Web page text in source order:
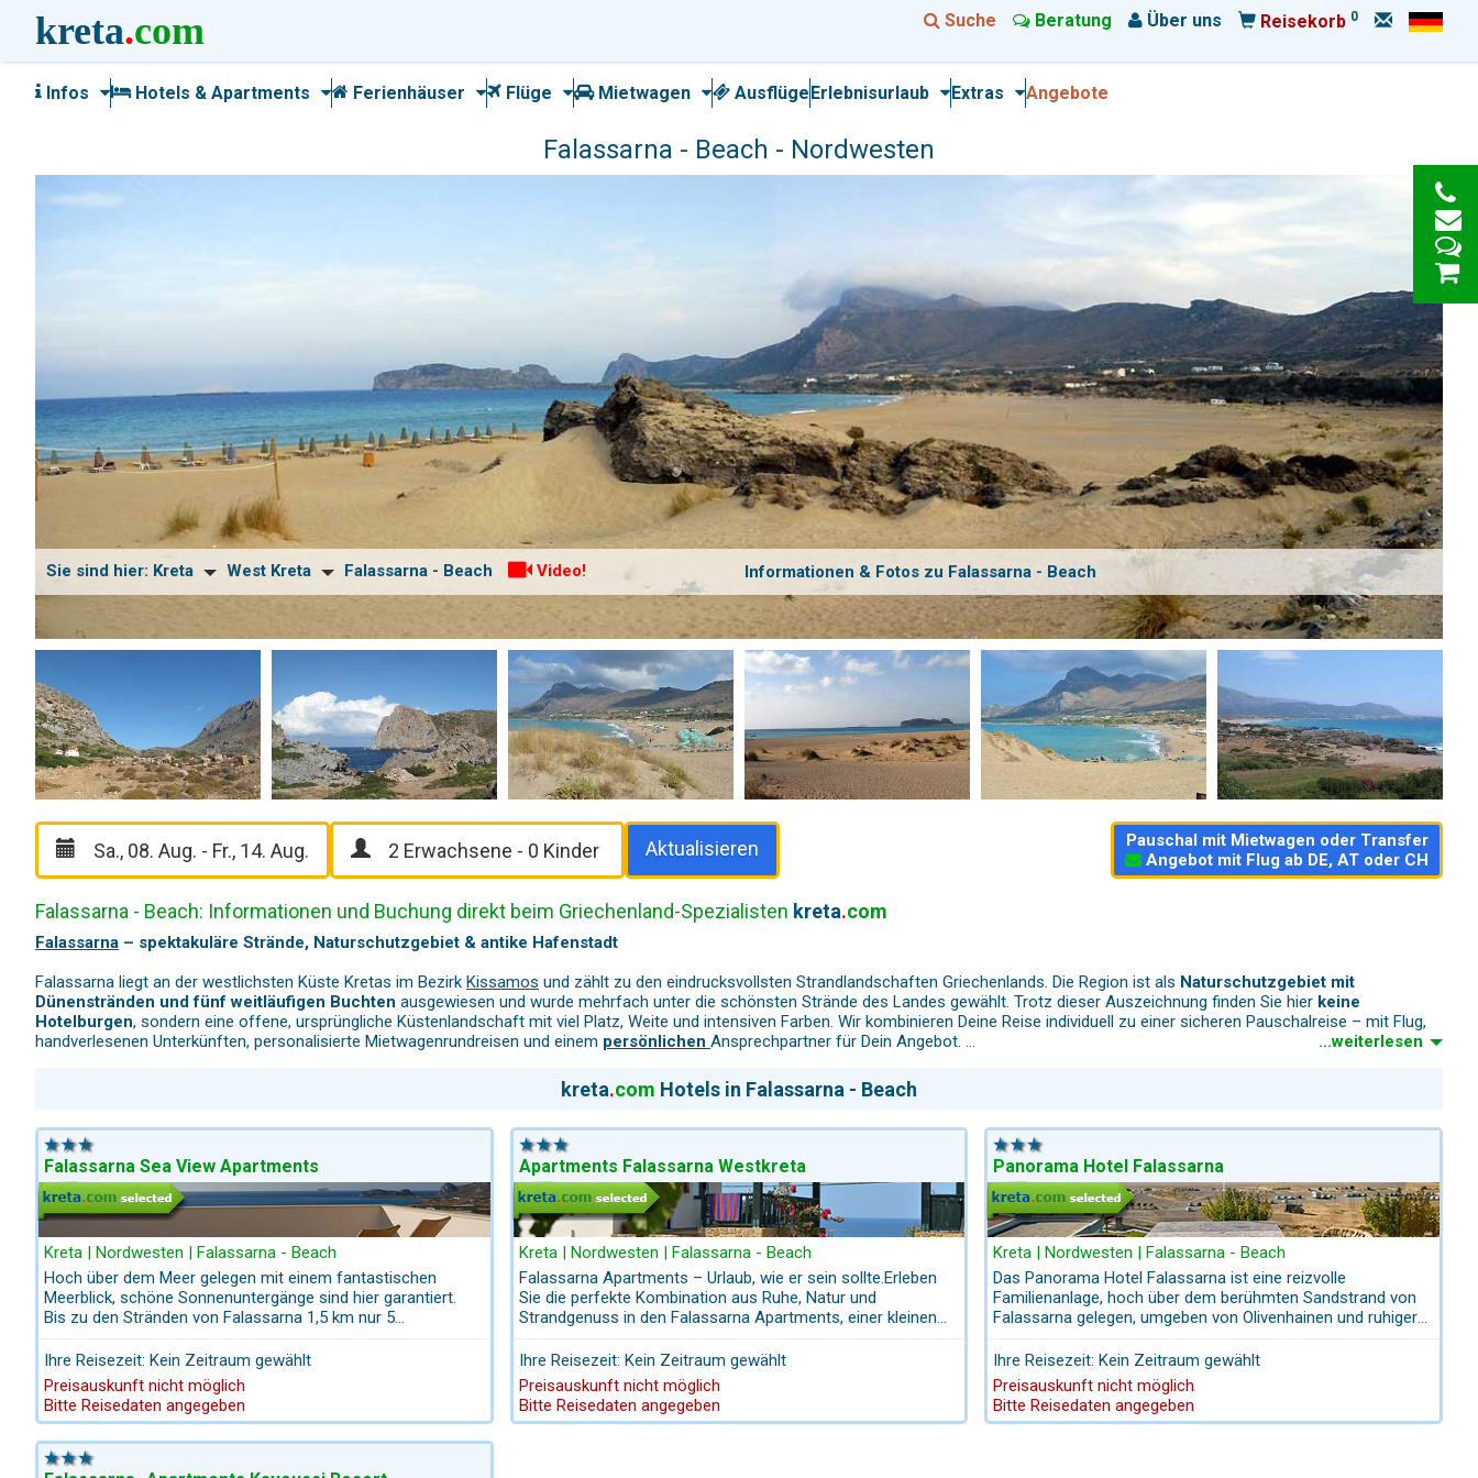
kreta.com Suche Beratung Über uns Reisekorb 0
Infos Hotels & Apartments Ferienhäuser Flüge Mietwagen AusflügeErlebnisurlaub Extras Angebote
Falassarna - Beach - Nordwesten
Sie sind hier: Kreta West Kreta Falassarna - Beach Video! Informationen & Fotos zu Falassarna - Beach
Aktualisieren
Pauschal mit Mietwagen oder Transfer
Angebot mit Flug ab DE, AT oder CH
Falassarna - Beach: Informationen und Buchung direkt beim Griechenland-Spezialisten kreta.com
Falassarna – spektakuläre Strände, Naturschutzgebiet & antike Hafenstadt
Falassarna liegt an der westlichsten Küste Kretas im Bezirk Kissamos und zählt zu den eindrucksvollsten Strandlandschaften Griechenlands. Die Region ist als Naturschutzgebiet mit
Dünenstränden und fünf weitläufigen Buchten ausgewiesen und wurde mehrfach unter die schönsten Strände des Landes gewählt. Trotz dieser Auszeichnung finden Sie hier keine
Hotelburgen, sondern eine offene, ursprüngliche Küstenlandschaft mit viel Platz, Weite und intensiven Farben. Wir kombinieren Deine Reise individuell zu einer sicheren Pauschalreise – mit Flug,
handverlesenen Unterkünften, personalisierte Mietwagenrundreisen und einem persönlichen Ansprechpartner für Dein Angebot.
mit dem Mietwagen erreichbar. In der Hochsaison stehen
große, gebührenpflichtige Parkplätze
direkt vor dem Hauptstrand zur Verfügung, was die Anfahrt deutlich entspannt.
Die Strände von Falassarna
Der bekannteste Strand ist
, ein rund 1 km langer und bis zu 350 m breiter Sandstrand mit feinem, leicht korallenhaltigem Sand, der im Sonnenlicht schimmert. Das Meer leuchtet in
intensiven Indigo- und Türkistönen und fällt flach ab – ideal zum Baden, auch für Familien.
Neben dem Hauptstrand verteilen sich weitere Buchten mit teils ruhigeren Abschnitten, kleinen Dünen, Felsvorsprüngen und natürlichen Badebecken, in denen sich im Sommer sogar Meersalz
sammelt. Je weiter man sich vom Hauptstrand entfernt, desto ruhiger und ursprünglicher wird es.
Falassarna ist trotz seiner Weitläufigkeit
, besonders am Hauptstrand. Es gibt zahlreiche Sonnenliegen und Sonnenschirme, sanitäre Einrichtungen sowie kleine Strandtavernen.
Zudem finden Siezwei größere Beachbars, die sich landschaftlich dezent einfügen. Sie bieten tagsüber Getränke, Snacks und leichte Küche, am späten Nachmittag oft entspannte Lounge-
Musik – ein perfekter Ort, um die legendärenSonnenuntergänge von Falassarna
...weiterlesen
kreta.com Hotels in Falassarna - Beach
Falassarna Sea View Apartments
Kreta | Nordwesten | Falassarna - Beach
Hoch über dem Meer gelegen mit einem fantastischen
Meerblick, schöne Sonnenuntergänge sind hier garantiert.
Bis zu den Stränden von Falassarna 1,5 km nur 5
Verfügbarkeit ohne Gebühr. Direkt gegenüber ist eine gute
Taverne mit Panoramablick über die ganze Küste von
Falassarna.
Ihre Reisezeit: Kein Zeitraum gewählt
Preisauskunft nicht möglich
Bitte Reisedaten angegeben
Apartments Falassarna Westkreta
Kreta | Nordwesten | Falassarna - Beach
Falassarna Apartments – Urlaub, wie er sein sollte.Erleben
Sie die perfekte Kombination aus Ruhe, Natur und
Strandgenuss in den Falassarna Apartments, einer kleinen
schönsten Stränden Westkretas. Traumhafte Lage: Nur
wenige Schritte zu den Dünenstränden von Falassarna – ein
Strandparadies mit kristallklarem Wasser und
unvergesslichen Sonnenuntergängen. Entspannung &
Ihre Reisezeit: Kein Zeitraum gewählt
Preisauskunft nicht möglich
Bitte Reisedaten angegeben
Panorama Hotel Falassarna
Kreta | Nordwesten | Falassarna - Beach
Das Panorama Hotel Falassarna ist eine reizvolle
Familienanlage, hoch über dem berühmten Sandstrand von
Falassarna gelegen, umgeben von Olivenhainen und ruhiger
Suiten bieten teils Meerblick oder Blick ins Grün und sind
komfortabel eingerichtet. Die Gäste loben besonders das
hauseigene Restaurant mit traditioneller Küche und
Meeresspezialitäten, das nicht nur tagsüber, sondern auch
Ihre Reisezeit: Kein Zeitraum gewählt
Preisauskunft nicht möglich
Bitte Reisedaten angegeben